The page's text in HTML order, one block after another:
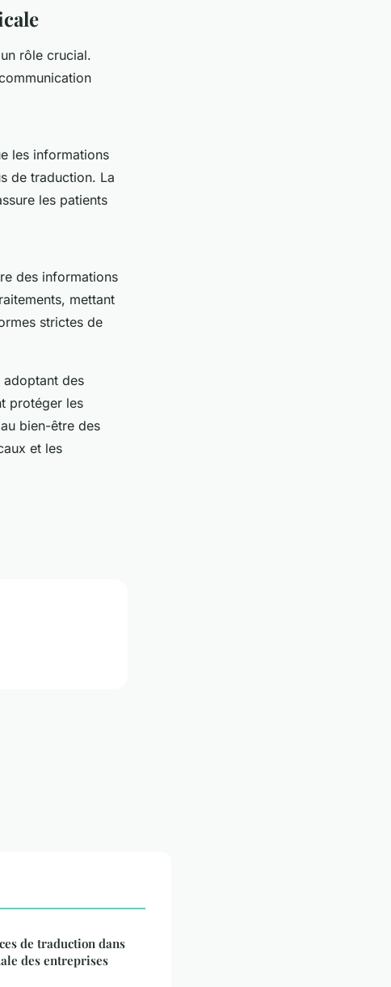
rôle crucial.
les informations
de traduction. La
les patients
des informations
mettant
strictes de
adoptant des
protéger les
bien-être des
et les
de traduction dans
des entreprises